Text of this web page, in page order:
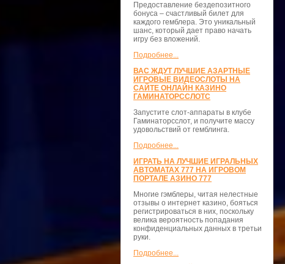
Предоставление бездепозитного
бонуса – счастливый билет для
каждого гемблера. Это уникальный
шанс, который дает право начать
игру без вложений.
Подробнее...
ВАС ЖДУТ ЛУЧШИЕ АЗАРТНЫЕ
ИГРОВЫЕ ВИДЕОСЛОТЫ НА
САЙТЕ ОНЛАЙН КАЗИНО
ГАМИНАТОРССЛОТС
Запустите слот-аппараты в клубе
Гаминаторсслот, и получите массу
удовольствий от гемблинга.
Подробнее...
ИГРАТЬ НА ЛУЧШИЕ ИГРАЛЬНЫХ
АВТОМАТАХ 777 НА ИГРОВОМ
ПОРТАЛЕ АЗИНО 777
Многие гэмблеры, читая нелестные
отзывы о интернет казино, бояться
регистрироваться в них, поскольку
велика вероятность попадания
конфиденциальных данных в третьи
руки.
Подробнее...